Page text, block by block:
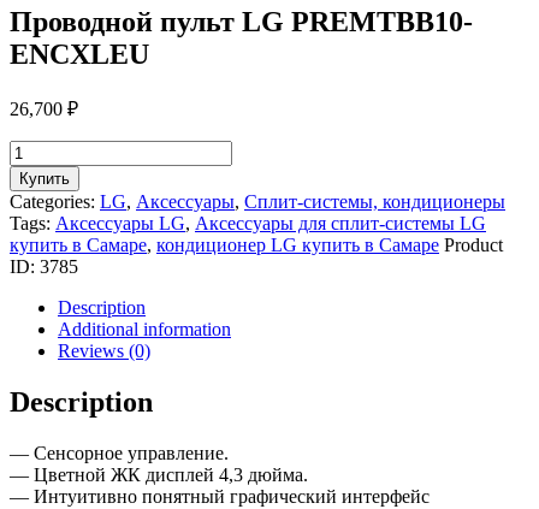
Проводной пульт LG PREMTBB10-
ENCXLEU
26,700 ₽
Проводной
пульт
LG
PREMTBB10-
ENCXLEU
quantity
Купить
Categories: LG, Аксессуары, Сплит-системы, кондиционеры
Tags: Аксессуары LG, Аксессуары для сплит-системы LG
купить в Самаре, кондиционер LG купить в Самаре Product
ID: 3785
Description
Additional information
Reviews (0)
Description
— Сенсорное управление.
— Цветной ЖК дисплей 4,3 дюйма.
— Интуитивно понятный графический интерфейс